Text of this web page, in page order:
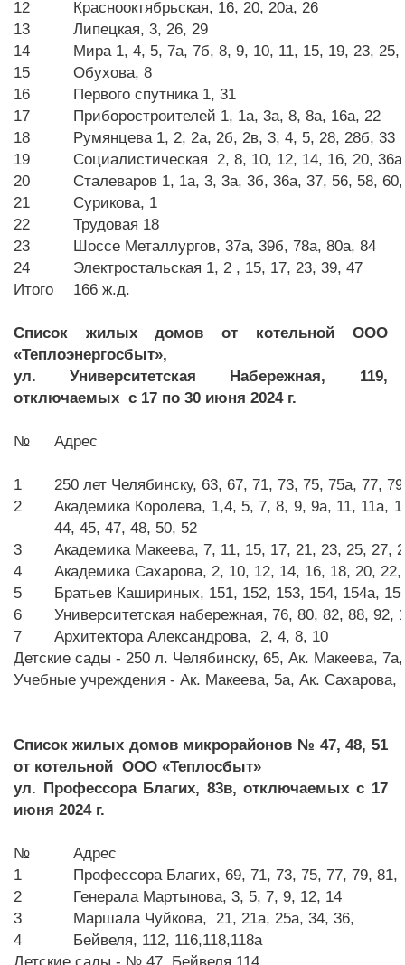
12
Краснооктябрьская, 16, 20, 20а, 26
13
Липецкая, 3, 26, 29
14
Мира 1, 4, 5, 7а, 7б, 8, 9, 10, 11, 15, 19, 23,
15
Обухова, 8
16
Первого спутника 1, 31
17
Приборостроителей 1, 1а, 3а, 8, 8а, 16а, 22
18
Румянцева 1, 2, 2а, 2б, 2в, 3, 4, 5, 28, 28б, 33
19
Социалистическая 2, 8, 10, 12, 14, 16, 20,
20
Сталеваров 1, 1а, 3, 3а, 3б, 36а, 37, 56, 58,
21
Сурикова, 1
22
Трудовая 18
23
Шоссе Металлургов, 37а, 39б, 78а, 80а, 84
24
Электростальская 1, 2 , 15, 17, 23, 39, 47
Итого
166 ж.д.
Список жилых домов от котельной ООО
«Теплоэнергосбыт»,
ул. Университетская Набережная, 119,
отключаемых с 17 по 30 июня 2024 г.
№ Адрес
1
250 лет Челябинску, 63, 67, 71, 73, 75, 75а, 77, 79
2
Академика Королева, 1,4, 5, 7, 8, 9, 9а, 11, 11а,
44, 45, 47, 48, 50, 52
3
Академика Макеева, 7, 11, 15, 17, 21, 23, 25, 27,
4
Академика Сахарова, 2, 10, 12, 14, 16, 18, 20,
5
Братьев Кашириных, 151, 152, 153, 154, 154а,
6
Университетская набережная, 76, 80, 82, 88, 92,
7
Архитектора Александрова, 2, 4, 8, 10
Детские сады - 250 л. Челябинску, 65, Ак. Макеева,
Учебные учреждения - Ак. Макеева, 5а, Ак. Сахарова,
Список жилых домов микрорайонов № 47, 48, 51
от котельной ООО «Теплосбыт»
ул. Профессора Благих, 83в, отключаемых с 17
июня 2024 г.
№
Адрес
1
Профессора Благих, 69, 71, 73, 75, 77, 79, 81,
2
Генерала Мартынова, 3, 5, 7, 9, 12, 14
3
Маршала Чуйкова, 21, 21а, 25а, 34, 36,
4
Бейвеля, 112, 116,118,118а
Детские сады - № 47, Бейвеля,114